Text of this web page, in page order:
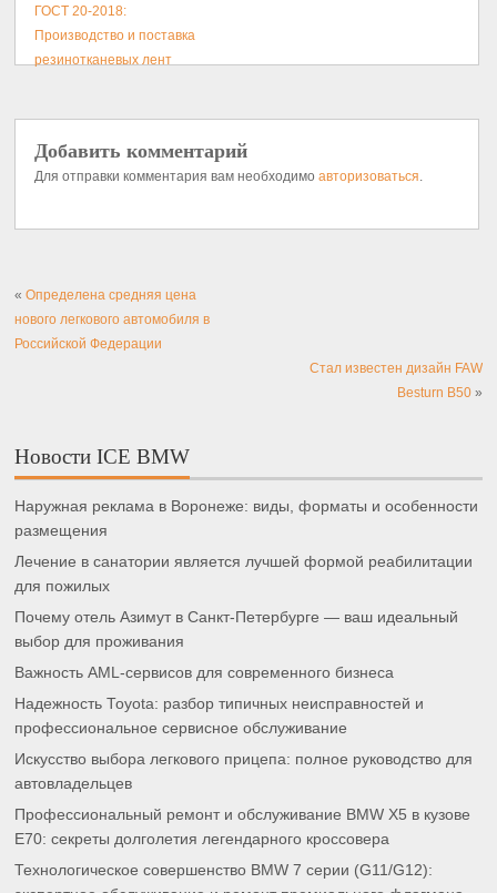
ГОСТ 20-2018:
Производство и поставка
резинотканевых лент
Добавить комментарий
Для отправки комментария вам необходимоавторизоваться
«Определена средняя цена
нового легкового автомобиля в
Российской Федерации
Стал известен дизайн FAW
Besturn B50»
Новости ICE BMW
Наружная реклама в Воронеже: виды, форматы и особенности
размещения
Лечение в санатории является лучшей формой реабилитации
для пожилых
Почему отель Азимут в Санкт-Петербурге — ваш идеальный
выбор для проживания
Важность AML-сервисов для современного бизнеса
Надежность Toyota: разбор типичных неисправностей и
профессиональное сервисное обслуживание
Искусство выбора легкового прицепа: полное руководство для
автовладельцев
Профессиональный ремонт и обслуживание BMW X5 в кузове
E70: секреты долголетия легендарного кроссовера
Технологическое совершенство BMW 7 серии (G11/G12):